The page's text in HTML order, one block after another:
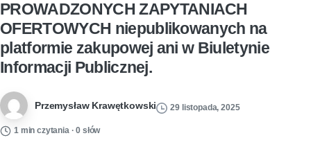
PROWADZONYCH ZAPYTANIACH
OFERTOWYCH niepublikowanych na
platformie zakupowej ani w Biuletynie
Informacji Publicznej.
Przemysław Krawętkowski 29 listopada, 2025
1 min czytania · 0 słów